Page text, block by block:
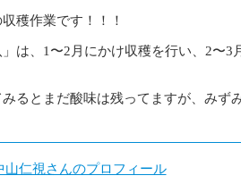
穫作業です！！！
は、1〜2月にかけ収穫を行い、2〜3
るとまだ酸味は残ってますが、みず
山仁視さんのプロフィール